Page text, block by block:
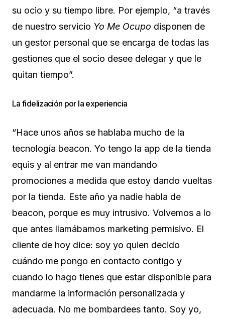
su ocio y su tiempo libre. Por ejemplo, “a través
de nuestro servicio Yo Me Ocupo disponen de
un gestor personal que se encarga de todas las
gestiones que el socio desee delegar y que le
quitan tiempo”.
La fidelización por la experiencia
“Hace unos años se hablaba mucho de la
tecnología beacon. Yo tengo la app de la tienda
equis y al entrar me van mandando
promociones a medida que estoy dando vueltas
por la tienda. Este año ya nadie habla de
beacon, porque es muy intrusivo. Volvemos a lo
que antes llamábamos marketing permisivo. El
cliente de hoy dice: soy yo quien decido
cuándo me pongo en contacto contigo y
cuando lo hago tienes que estar disponible para
mandarme la información personalizada y
adecuada. No me bombardees tanto. Soy yo,